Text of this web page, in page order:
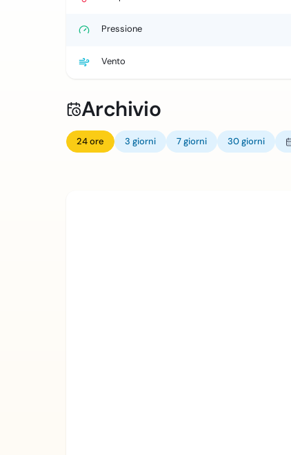
Pressione
Vento
Archivio
24 ore 3 giorni 7 giorni 30 giorni